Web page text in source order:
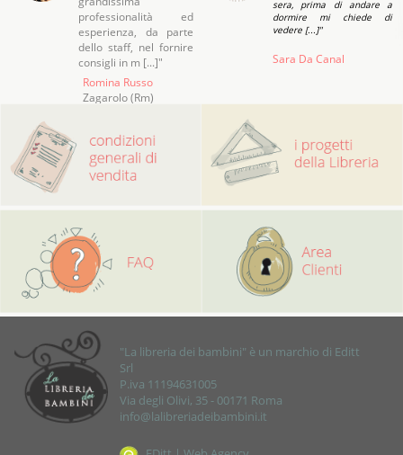
professionalità ed
esperienza, da parte
dello staff, nel fornire
consigli in m [...]"
Romina Russo
Zagarolo (Rm)
sera, prima di andare a
dormire mi chiede di
vedere [...]"
Sara Da Canal
"La libreria dei bambini" è un marchio di Editt
Srl
P.iva 11194631005
Via degli Olivi, 35 - 00171 Roma
info@lalibreriadeibambini.it